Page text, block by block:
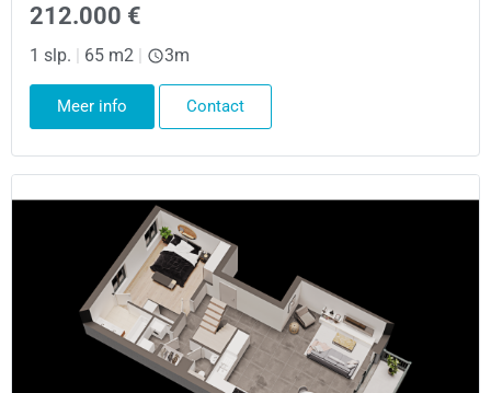
212.000 €
1 slp. | 65 m2 | 3m
Meer info Contact